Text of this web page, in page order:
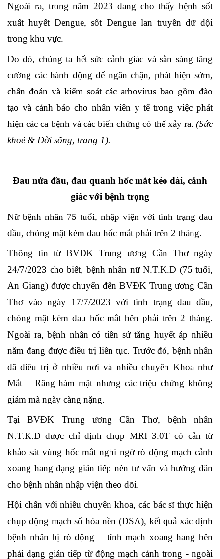
Ngoài ra, trong năm 2023 đang cho thấy bệnh sốt
xuất huyết Dengue, sốt Dengue lan truyền dữ dội
trong khu vực.
Do đó, chúng ta hết sức cảnh giác và sẵn sàng tăng
cường các hành động để ngăn chặn, phát hiện sớm,
chẩn đoán và kiểm soát các arbovirus bao gồm đào
tạo và cảnh báo cho nhân viên y tế trong việc phát
hiện các ca bệnh và các biến chứng có thể xảy ra. (Sức
khoẻ & Đời sống, trang 1).
Đau nửa đầu, đau quanh hốc mắt kéo dài, cảnh
giác với bệnh trọng
Nữ bệnh nhân 75 tuổi, nhập viện với tình trạng đau
đầu, chóng mặt kèm đau hốc mắt phải trên 2 tháng.
Thông tin từ BVĐK Trung ương Cần Thơ ngày
24/7/2023 cho biết, bệnh nhân nữ N.T.K.D (75 tuổi,
An Giang) được chuyển đến BVĐK Trung ương Cần
Thơ vào ngày 17/7/2023 với tình trạng đau đầu,
chóng mặt kèm đau hốc mắt bên phải trên 2 tháng.
Ngoài ra, bệnh nhân có tiền sử tăng huyết áp nhiều
năm đang được điều trị liên tục. Trước đó, bệnh nhân
đã điều trị ở nhiều nơi và nhiều chuyên Khoa như
Mắt – Răng hàm mặt nhưng các triệu chứng không
giảm mà ngày càng nặng.
Tại BVĐK Trung ương Cần Thơ, bệnh nhân
N.T.K.D được chỉ định chụp MRI 3.0T có cản từ
khảo sát vùng hốc mắt nghi ngờ rò động mạch cảnh
xoang hang dạng gián tiếp nên tư vấn và hướng dẫn
cho bệnh nhân nhập viện theo dõi.
Hội chẩn với nhiều chuyên khoa, các bác sĩ thực hiện
chụp động mạch số hóa nền (DSA), kết quả xác định
bệnh nhân bị rò động – tĩnh mạch xoang hang bên
phải dạng gián tiếp từ động mạch cảnh trong - ngoài